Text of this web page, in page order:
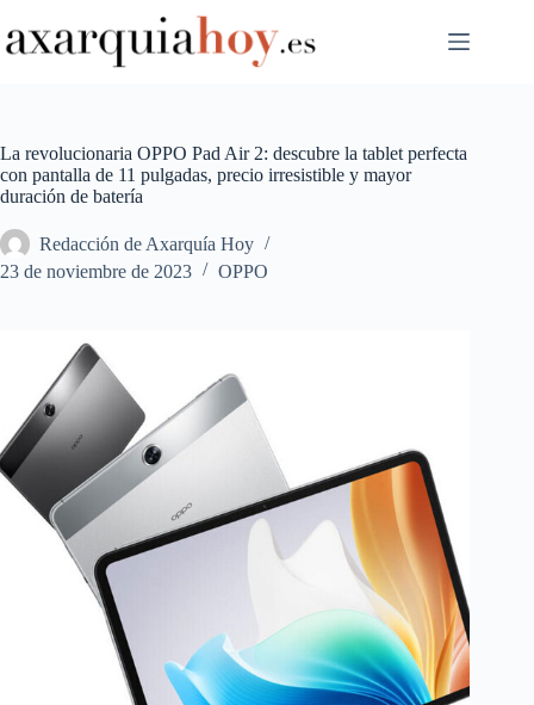
al
contenido
La revolucionaria OPPO Pad Air 2: descubre la tablet perfecta
con pantalla de 11 pulgadas, precio irresistible y mayor
duración de batería
Redacción de Axarquía Hoy
23 de noviembre de 2023
OPPO